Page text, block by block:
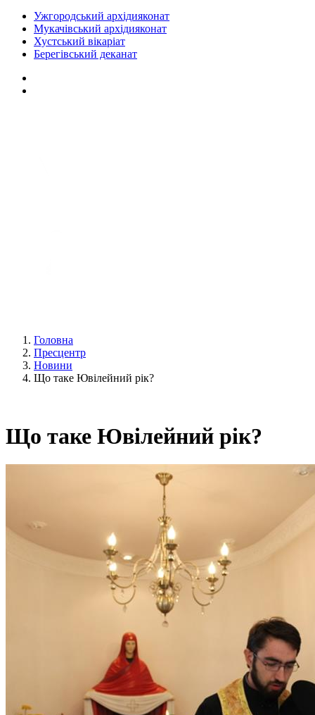
Ужгородський архідияконат
Мукачівський архідияконат
Хустський вікаріат
Берегівський деканат
Головна
Пресцентр
Новини
Що таке Ювілейний рік?
Що таке Ювілейний рік?